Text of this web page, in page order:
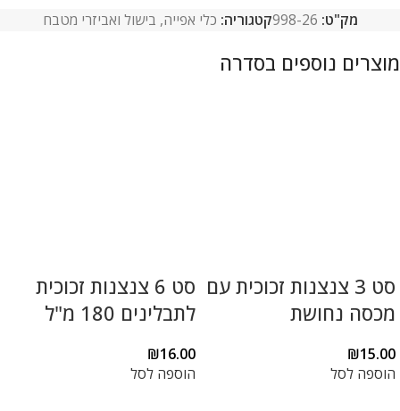
מק"ט: 998-26קטגוריה: כלי אפייה, בישול ואביזרי מטבח
סט 3 צנצנות זכוכית עם
מכסה נחושת
₪15.00
הוספה לסל
סט 6 צנצנות זכוכית
לתבלינים 180 מ"ל
₪16.00
הוספה לסל